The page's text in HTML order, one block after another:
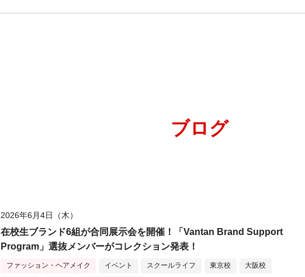
ブログ
2026年6月4日（木）
在校生ブランド6組が合同展示会を開催！「Vantan Brand Support
Program」選抜メンバーがコレクション発表！
ファッション・ヘアメイク イベント スクールライフ 東京校 大阪校